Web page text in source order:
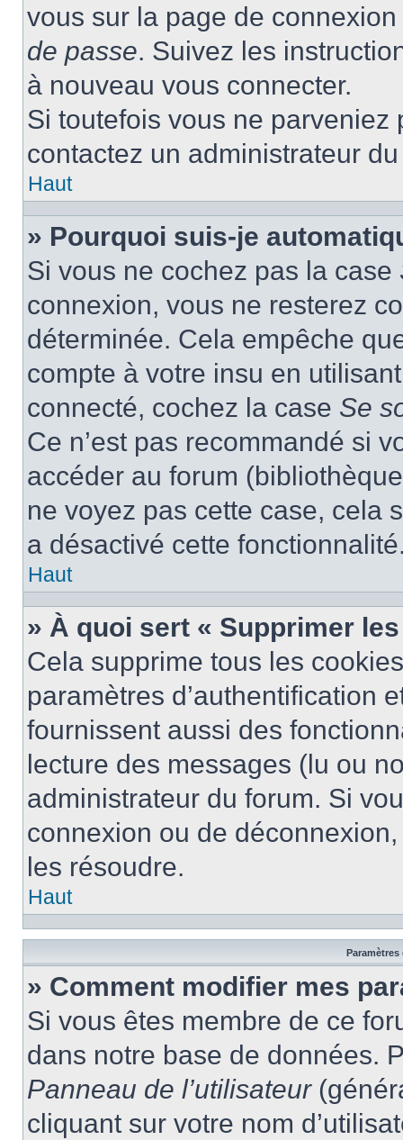
vous sur la page de
de passe. Suivez les
à nouveau vous connecter.
Si toutefois vous ne
contactez un administrateur
Haut
» Pourquoi suis-je
Si vous ne cochez pas la case
connexion, vous ne resterez
déterminée. Cela empêche
compte à votre insu en
connecté, cochez la case Se
Ce n’est pas recommandé si
accéder au forum
ne voyez pas cette case, cela
a désactivé cette
Haut
» À quoi sert « Supprimer
Cela supprime tous les
paramètres d’authentification
fournissent aussi des
lecture des messages (lu ou
administrateur du forum. Si
connexion ou de
les résoudre.
Haut
Paramètres
» Comment modifier mes
Si vous êtes membre de ce
dans notre base de données.
Panneau de l’utilisateur
cliquant sur votre nom